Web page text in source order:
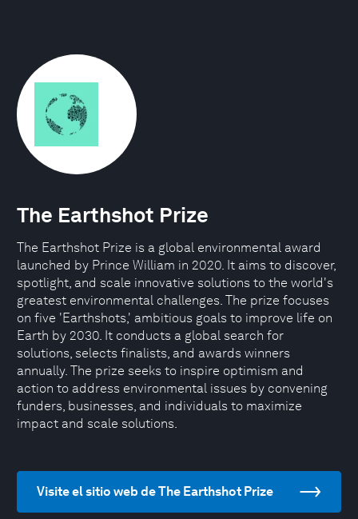
The Earthshot Prize
The Earthshot Prize is a global environmental award
launched by Prince William in 2020. It aims to discover,
spotlight, and scale innovative solutions to the world's
greatest environmental challenges. The prize focuses
on five 'Earthshots,' ambitious goals to improve life on
Earth by 2030. It conducts a global search for
solutions, selects finalists, and awards winners
annually. The prize seeks to inspire optimism and
action to address environmental issues by convening
funders, businesses, and individuals to maximize
impact and scale solutions.
Visite el sitio web de The Earthshot Prize